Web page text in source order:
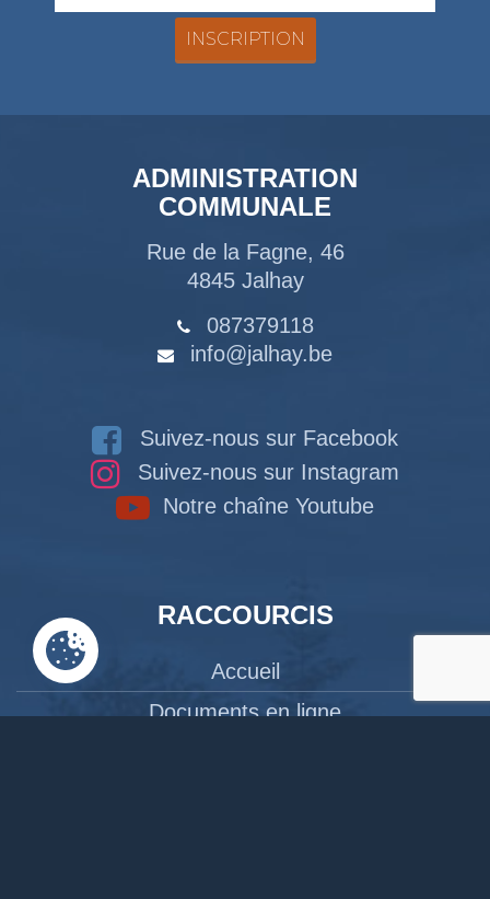
ADMINISTRATION
COMMUNALE
Rue de la Fagne, 46
4845 Jalhay
087379118
info@jalhay.be
Suivez-nous sur Facebook
Suivez-nous sur Instagram
Notre chaîne Youtube
RACCOURCIS
Accueil
Documents en ligne